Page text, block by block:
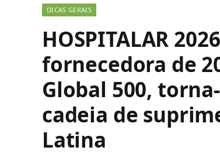
DICAS GERAIS
HOSPITALAR
fornecedora de
Global 500,
cadeia de
Latina